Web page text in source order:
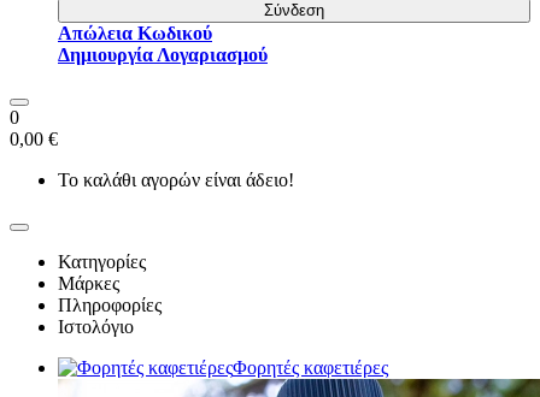
Σύνδεση
Απώλεια Κωδικού
Δημιουργία Λογαριασμού
0
0,00 €
Το καλάθι αγορών είναι άδειο!
Κατηγορίες
Μάρκες
Πληροφορίες
Ιστολόγιο
Φορητές καφετιέρες